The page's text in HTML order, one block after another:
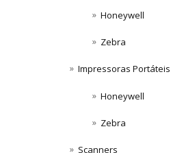
Honeywell
Zebra
Impressoras Portáteis
Honeywell
Zebra
Scanners